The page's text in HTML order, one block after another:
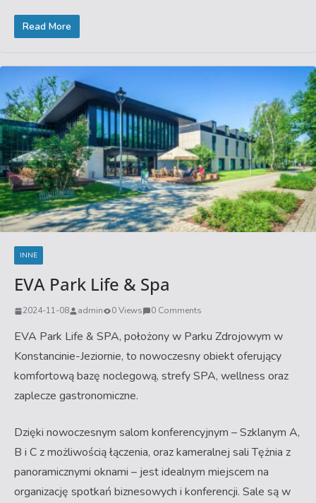
Read More
INNE
EVA Park Life & Spa
2024-11-08 admin 0 Views 0 Comments
EVA Park Life & SPA, położony w Parku Zdrojowym w
Konstancinie-Jeziornie, to nowoczesny obiekt oferujący
komfortową bazę noclegową, strefy SPA, wellness oraz
zaplecze gastronomiczne.
Dzięki nowoczesnym salom konferencyjnym – Szklanym A,
B i C z możliwością łączenia, oraz kameralnej sali Tężnia z
panoramicznymi oknami – jest idealnym miejscem na
organizację spotkań biznesowych i konferencji. Sale są w